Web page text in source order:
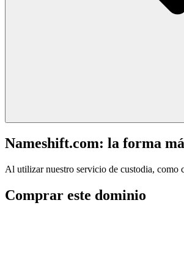
Nameshift.com: la forma
Al utilizar nuestro servicio de custodia, como
Comprar este dominio